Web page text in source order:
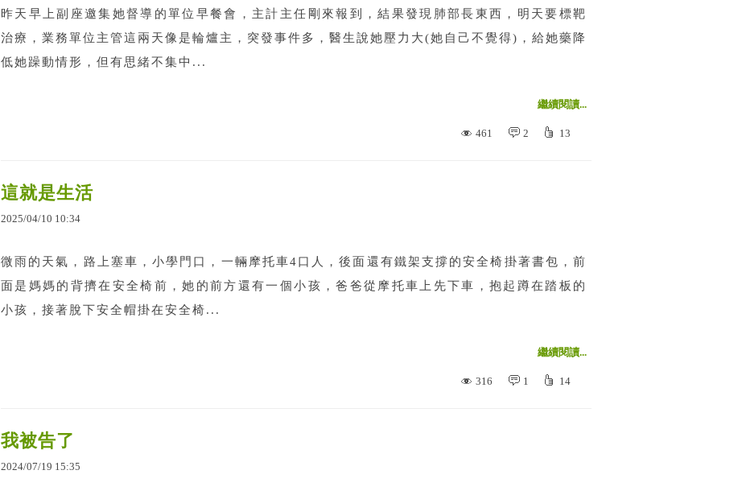
昨天早上副座邀集她督導的單位早餐會，主計主任剛來報到，結果發現肺部長東西，明天要標靶
治療，業務單位主管這兩天像是輪爐主，突發事件多，醫生說她壓力大(她自己不覺得)，給她藥降
低她躁動情形，但有思緒不集中...
繼續閱讀...
461 2 13
這就是生活
2025/04/10 10:34
微雨的天氣，路上塞車，小學門口，一輛摩托車4口人，後面還有鐵架支撐的安全椅掛著書包，前
面是媽媽的背擠在安全椅前，她的前方還有一個小孩，爸爸從摩托車上先下車，抱起蹲在踏板的
小孩，接著脫下安全帽掛在安全椅...
繼續閱讀...
316 1 14
我被告了
2024/07/19 15:35